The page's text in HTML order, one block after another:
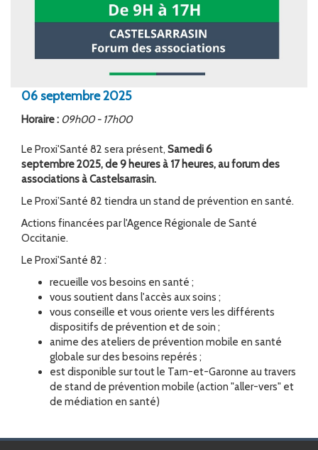
06septembre2025
Horaire : 09h00 - 17h00
Le Proxi'Santé 82 sera présent, Samedi 6
septembre2025,de 9 heures à 17 heures, au forum des
associations à Castelsarrasin.
Le Proxi’Santé 82 tiendra un stand de prévention en santé.
Actions financées par l'Agence Régionale de Santé
Occitanie.
Le Proxi'Santé 82 :
recueille vos besoins en santé ;
vous soutient dans l'accès aux soins ;
vous conseille et vous oriente vers les différents
dispositifs de prévention et de soin ;
anime des ateliers de prévention mobile en santé
globale sur des besoins repérés ;
est disponible sur tout le Tarn-et-Garonne au travers
de stand de prévention mobile (action "aller-vers" et
de médiation en santé)